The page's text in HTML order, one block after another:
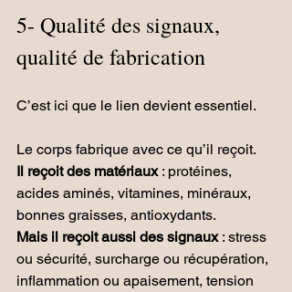
5- Qualité des signaux,
qualité de fabrication
C’est ici que le lien devient essentiel.
Le corps fabrique avec ce qu’il reçoit.
Il reçoit des matériaux : protéines,
acides aminés, vitamines, minéraux,
bonnes graisses, antioxydants.
Mais il reçoit aussi des signaux : stress
ou sécurité, surcharge ou récupération,
inflammation ou apaisement, tension